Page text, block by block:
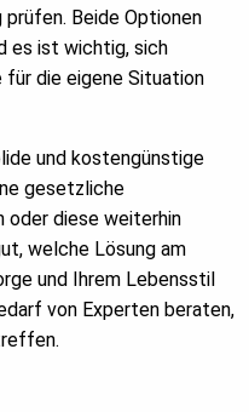
Beide Optionen
es ist wichtig, sich
für die eigene Situation
und kostengünstige
gesetzliche
oder diese weiterhin
welche Lösung am
und Ihrem Lebensstil
von Experten beraten,